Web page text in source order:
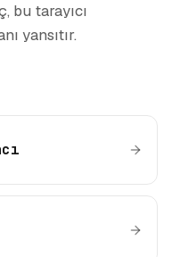
bu tarayıcı
yansıtır.